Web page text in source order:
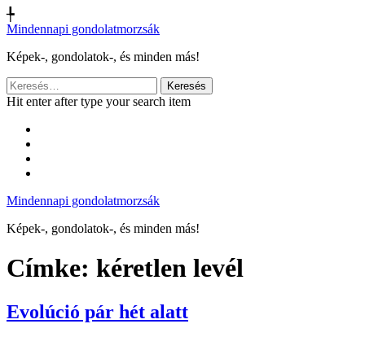
╄
Mindennapi gondolatmorzsák
Képek-, gondolatok-, és minden más!
Keresés:
Hit enter after type your search item
Mindennapi gondolatmorzsák
Képek-, gondolatok-, és minden más!
Címke: kéretlen levél
Evolúció pár hét alatt